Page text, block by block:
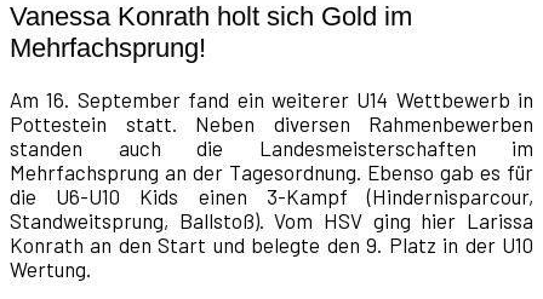
Vanessa Konrath holt sich Gold im
Mehrfachsprung!
Am 16. September fand ein weiterer U14 Wettbewerb in
Pottestein statt. Neben diversen Rahmenbewerben
standen auch die Landesmeisterschaften im
Mehrfachsprung an der Tagesordnung. Ebenso gab es für
die U6-U10 Kids einen 3-Kampf (Hindernisparcour,
Standweitsprung, Ballstoß). Vom HSV ging hier Larissa
Konrath an den Start und belegte den 9. Platz in der U10
Wertung.